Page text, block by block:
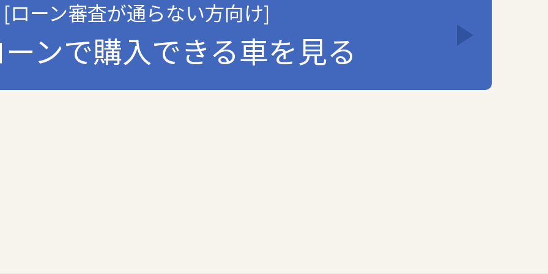
は提供の停止等を求められたときは、適法かつ遅滞なく応じます。
情報の取扱いに関する法令､国が定める指針およびその他の規範を遵守します。
継続的改善について
[ローン審査が通らない方向け]
ンで購入できる車を見る